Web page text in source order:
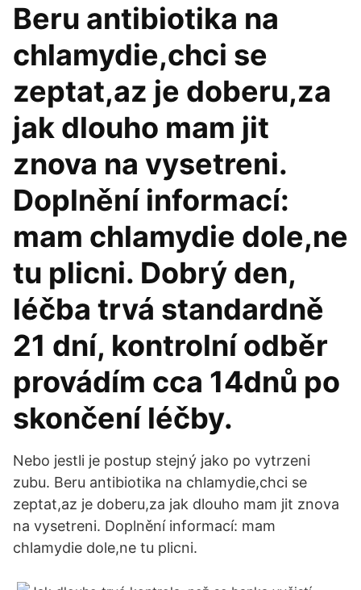
Beru antibiotika na
chlamydie,chci se
zeptat,az je doberu,za
jak dlouho mam jit
znova na vysetreni.
Doplnění informací:
mam chlamydie dole,ne
tu plicni. Dobrý den,
léčba trvá standardně
21 dní, kontrolní odběr
provádím cca 14dnů po
skončení léčby.
Nebo jestli je postup stejný jako po vytrzeni
zubu. Beru antibiotika na chlamydie,chci se
zeptat,az je doberu,za jak dlouho mam jit znova
na vysetreni. Doplnění informací: mam
chlamydie dole,ne tu plicni.